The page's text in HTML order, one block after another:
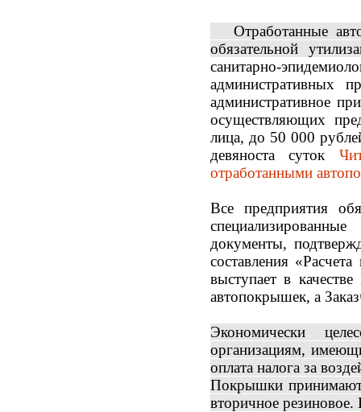
Отработанные
обязательной
санитарно-
административных
административное
осуществляющих
лица, до 50 000
девяноста суток
отработанными
Все предприятия
документы,
составления
выступает в
автопокрышек, а
Экономически
организациям,
оплата налога за
Покрышки
вторичное